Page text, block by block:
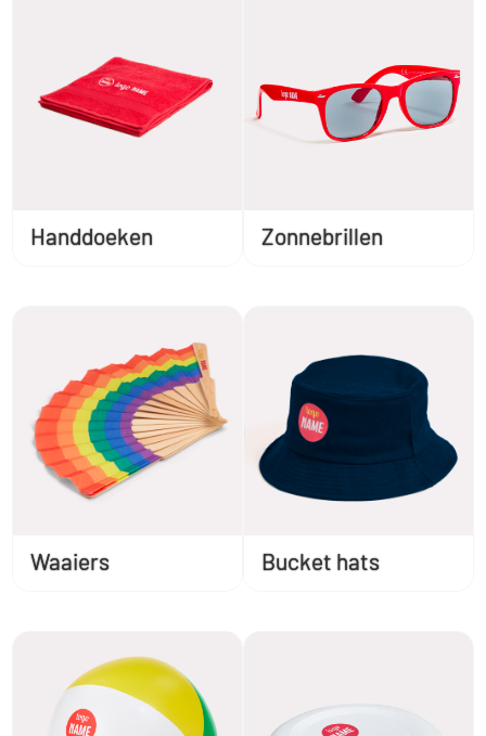
Handdoeken Zonnebrillen
Waaiers Bucket hats